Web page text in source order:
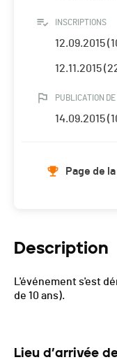
INSCRIPTIONS
12.09.2015
12.11.2015
PUBLICATION
14.09.2015
Page de
Description
L'événement s'est
de 10 ans).
Lieu d’arrivée